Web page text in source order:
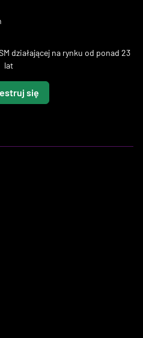
działającej na rynku od ponad 23
lat
się